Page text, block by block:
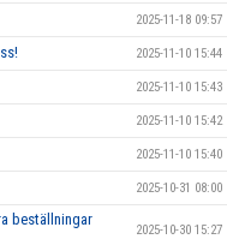
2025-11-18 09:57
2025-11-10 15:44
2025-11-10 15:43
2025-11-10 15:42
2025-11-10 15:40
2025-10-31 08:00
beställningar
2025-10-30 15:27